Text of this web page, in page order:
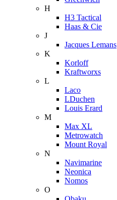
H
H3 Tactical
Haas & Cie
J
Jacques Lemans
K
Korloff
Kraftworxs
L
Laco
LDuchen
Louis Erard
M
Max XL
Metrowatch
Mount Royal
N
Navimarine
Neonica
Nomos
O